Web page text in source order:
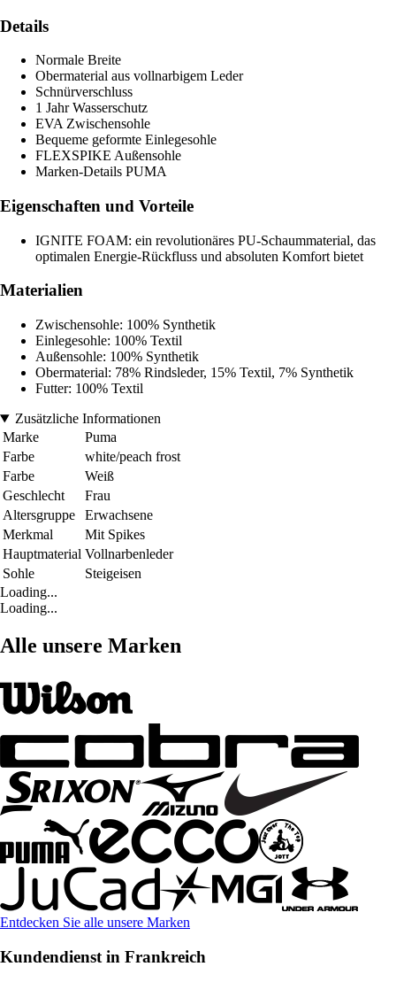
Details
Normale Breite
Obermaterial aus vollnarbigem Leder
Schnürverschluss
1 Jahr Wasserschutz
EVA Zwischensohle
Bequeme geformte Einlegesohle
FLEXSPIKE Außensohle
Marken-Details PUMA
Eigenschaften und Vorteile
IGNITE FOAM: ein revolutionäres PU-Schaummaterial, das
optimalen Energie-Rückfluss und absoluten Komfort bietet
Materialien
Zwischensohle: 100% Synthetik
Einlegesohle: 100% Textil
Außensohle: 100% Synthetik
Obermaterial: 78% Rindsleder, 15% Textil, 7% Synthetik
Futter: 100% Textil
Zusätzliche Informationen
Marke
Puma
Farbe
white/peach frost
Farbe
Weiß
Geschlecht
Frau
Altersgruppe
Erwachsene
Merkmal
Mit Spikes
Hauptmaterial Vollnarbenleder
Sohle
Steigeisen
Loading...
Loading...
Alle unsere Marken
Entdecken Sie alle unsere Marken
Kundendienst in Frankreich